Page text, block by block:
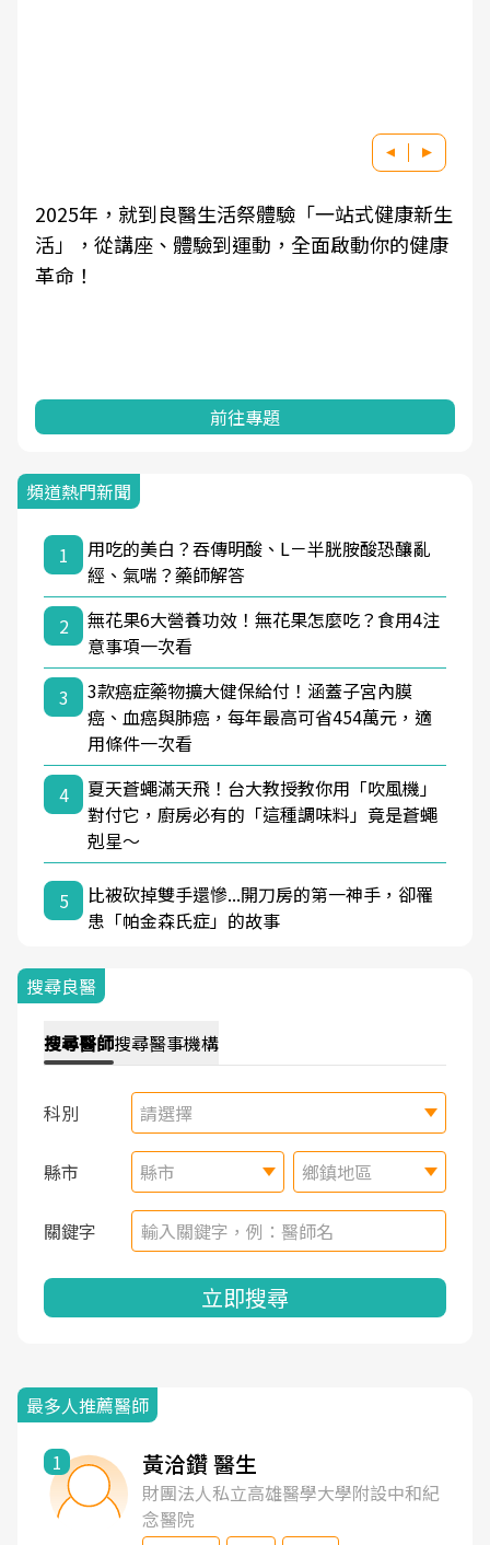
2025年，就到良醫生活祭體驗「一站式健康新生
活」，從講座、體驗到運動，全面啟動你的健康
革命！
前往專題
頻道熱門新聞
1
用吃的美白？吞傳明酸、L－半胱胺酸恐釀亂
經、氣喘？藥師解答
2
無花果6大營養功效！無花果怎麼吃？食用4注
意事項一次看
3
3款癌症藥物擴大健保給付！涵蓋子宮內膜
癌、血癌與肺癌，每年最高可省454萬元，適
用條件一次看
4
夏天蒼蠅滿天飛！台大教授教你用「吹風機」
對付它，廚房必有的「這種調味料」竟是蒼蠅
剋星～
5
比被砍掉雙手還慘...開刀房的第一神手，卻罹
患「帕金森氏症」的故事
搜尋良醫
搜尋醫師搜尋醫事機構
科別 請選擇
縣市 縣市 鄉鎮地區
關鍵字
立即搜尋
最多人推薦醫師
1 黃洽鑽 醫生
財團法人私立高雄醫學大學附設中和紀
念醫院